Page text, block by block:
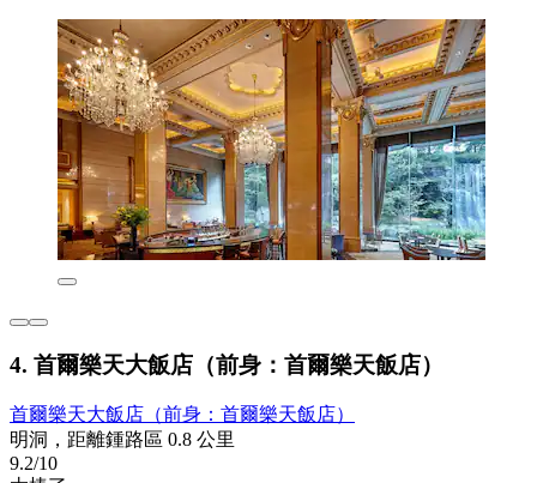
4. 首爾樂天大飯店（前身：首爾樂天飯店）
首爾樂天大飯店（前身：首爾樂天飯店）
明洞，距離鍾路區 0.8 公里
9.2/10